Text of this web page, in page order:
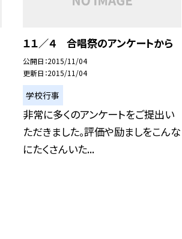
１１／４ 合唱祭のアンケートから
公開日 2015/11/04
更新日 2015/11/04
学校行事
非常に多くのアンケートをご提出い
ただきました。評価や励ましをこんな
にたくさんいた...